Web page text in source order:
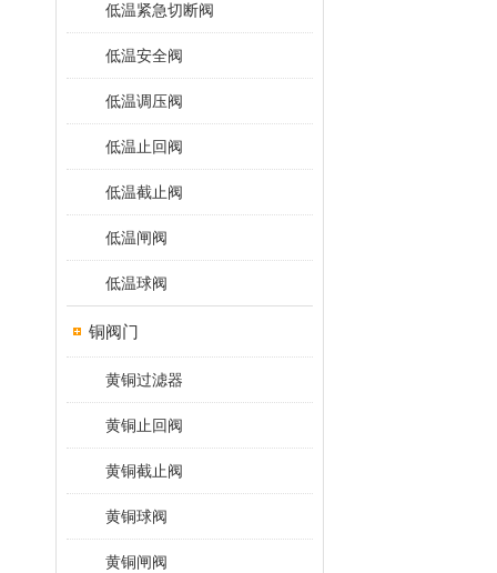
低温紧急切断阀
低温安全阀
低温调压阀
低温止回阀
低温截止阀
低温闸阀
低温球阀
铜阀门
黄铜过滤器
黄铜止回阀
黄铜截止阀
黄铜球阀
黄铜闸阀